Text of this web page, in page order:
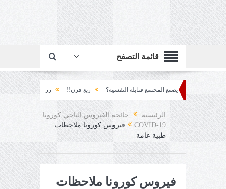
قائمة التصفح
كيف يصنع المجتمع قنابله النفسية؟ ربع قرن!! رزقٌ من يستكثره؟! منطق
الرئيسية
جائحة الفيروس التاجي كورونا
COVID-19
فيروس كورونا ملاحظات
طبية عامة
فيروس كورونا ملاحظات